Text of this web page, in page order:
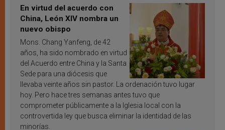
En virtud del acuerdo con
China, León XIV nombra un
nuevo obispo
Mons. Chang Yanfeng, de 42
años, ha sido nombrado en virtud
del Acuerdo entre China y la Santa
Sede para una diócesis que
llevaba veinte años sin pastor. La ordenación tuvo lugar
hoy. Pero hace tres semanas antes tuvo que
comprometer públicamente a la Iglesia local con la
controvertida ley que busca eliminar la identidad de las
minorías.